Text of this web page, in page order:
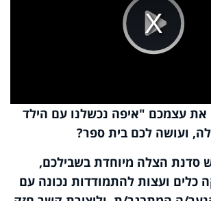
עצמכם "איפה נכשלנו עם הילד
ועושה לכם בית ספר?
סדנת הצלה מיוחדת בשבילכם,
כלים ועצות להתמודדות נכונה עם